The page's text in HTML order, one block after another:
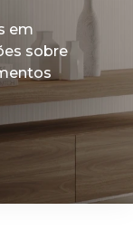
em
sobre